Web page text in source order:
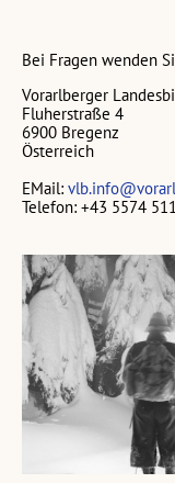
Bei Fragen wenden
Vorarlberger
Fluherstraße 4
6900 Bregenz
Österreich
EMail:
Telefon: +43 5574